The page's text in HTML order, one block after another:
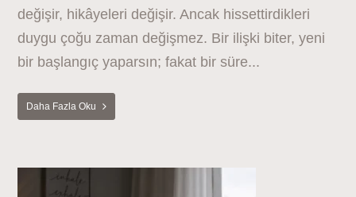
değişir, hikâyeleri değişir. Ancak hissettirdikleri
duygu çoğu zaman değişmez. Bir ilişki biter, yeni
bir başlangıç yaparsın; fakat bir süre...
Daha Fazla Oku